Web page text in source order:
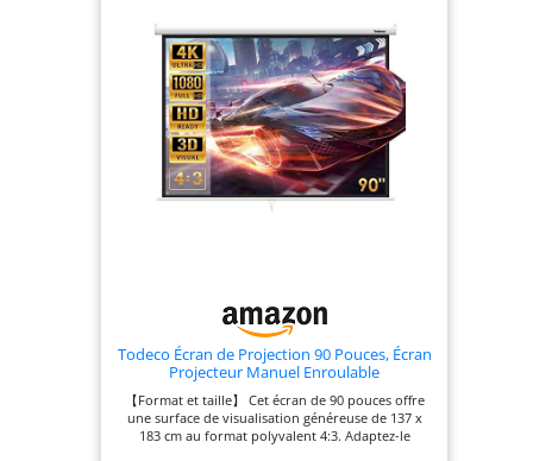
Todeco Écran de Projection 90 Pouces, Écran
Projecteur Manuel Enroulable
【Format et taille】 Cet écran de 90 pouces offre
une surface de visualisation généreuse de 137 x
183 cm au format polyvalent 4:3. Adaptez-le